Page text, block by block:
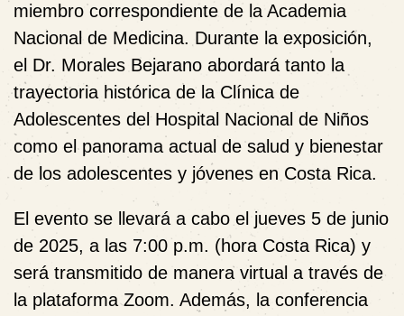
miembro correspondiente de la Academia
Nacional de Medicina. Durante la exposición,
el Dr. Morales Bejarano abordará tanto la
trayectoria histórica de la Clínica de
Adolescentes del Hospital Nacional de Niños
como el panorama actual de salud y bienestar
de los adolescentes y jóvenes en Costa Rica.
El evento se llevará a cabo el jueves 5 de junio
de 2025, a las 7:00 p.m. (hora Costa Rica) y
será transmitido de manera virtual a través de
la plataforma Zoom. Además, la conferencia